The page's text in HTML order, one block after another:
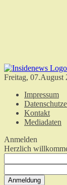
Freitag, 07.August
Impressum
Kontakt
Mediadaten
Anmelden
Herzlich